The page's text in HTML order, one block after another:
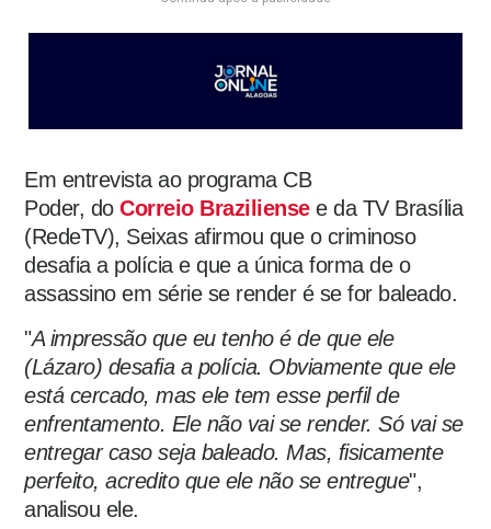
Em entrevista ao programa CB
Poder, doCorreio Braziliensee da TV Brasília
(RedeTV), Seixas afirmou que o criminoso
desafia a polícia e que a única forma de o
assassino em série se render é se for baleado.
"A impressão que eu tenho é de que ele
(Lázaro) desafia a polícia. Obviamente que ele
está cercado, mas ele tem esse perfil de
enfrentamento. Ele não vai se render. Só vai se
entregar caso seja baleado. Mas, fisicamente
perfeito, acredito que ele não se entregue",
analisou ele.